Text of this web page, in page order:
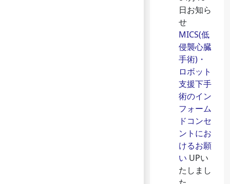
日お知ら
せ
MICS(低
侵襲心臓
手術)・
ロボット
支援下手
術のイン
フォーム
ドコンセ
ントにお
けるお願
い UPい
たしまし